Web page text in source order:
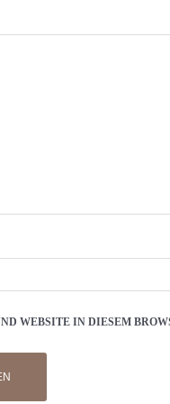
WEBSITE IN DIESEM